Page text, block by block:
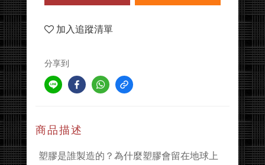
加入追蹤清單
分享到
商品描述
塑膠是誰製造的？為什麼塑膠會留在地球上